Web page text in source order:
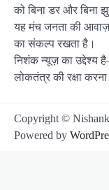
को बिना डर और बिना
यह मंच जनता की
का संकल्प रखता है।
निशंक न्यूज़ का उद्देश्य
लोकतंत्र की रक्षा
Copyright ©
Powered by